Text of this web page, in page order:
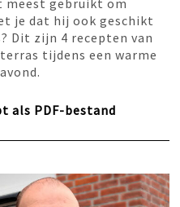
meest gebruikt om
je dat hij ook geschikt
Dit zijn 4 recepten van
tijdens een warme
als PDF-bestand